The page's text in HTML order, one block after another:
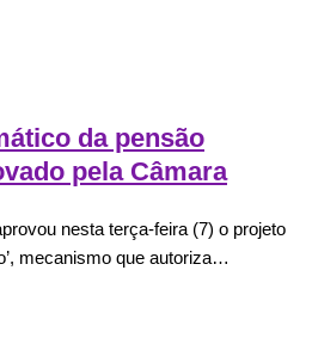
da pensão
pela Câmara
nesta terça-feira (7) o projeto
mecanismo que autoriza…